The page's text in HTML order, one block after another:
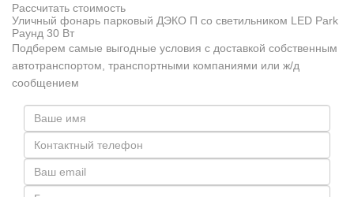
Рассчитать стоимость
Уличный фонарь парковый ДЭКО П со светильником LED Park
Раунд 30 Вт
Подберем самые выгодные условия с доставкой собственным
автотранспортом, транспортными компаниями или ж/д
сообщением